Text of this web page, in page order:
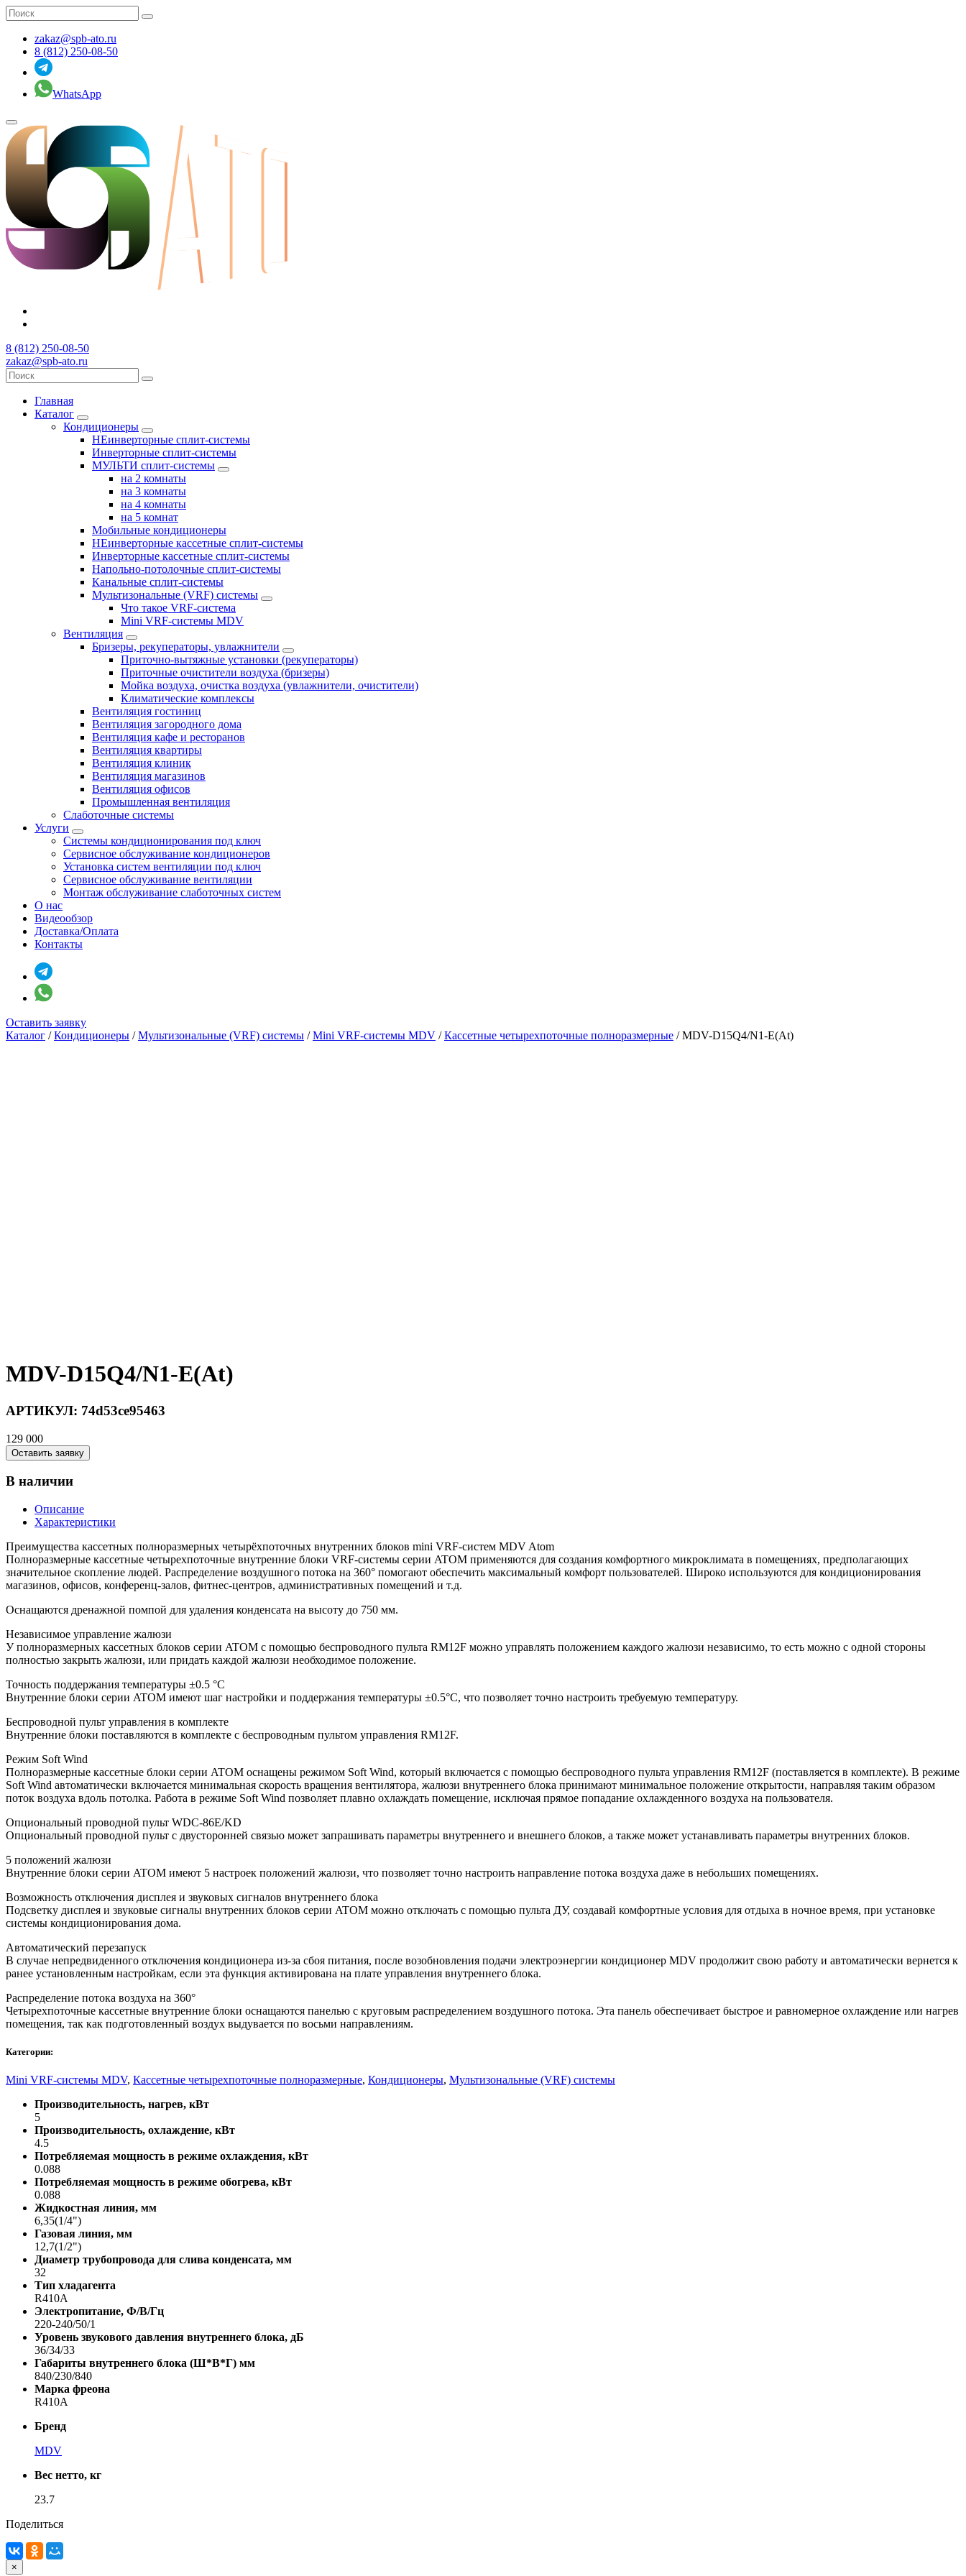
zakaz@spb-ato.ru
8 (812) 250-08-50
WhatsApp
8 (812) 250-08-50
zakaz@spb-ato.ru
Главная
Каталог
Кондиционеры
НЕинверторные сплит-системы
Инверторные сплит-системы
МУЛЬТИ сплит-системы
на 2 комнаты
на 3 комнаты
на 4 комнаты
на 5 комнат
Мобильные кондиционеры
НЕинверторные кассетные сплит-системы
Инверторные кассетные сплит-системы
Напольно-потолочные сплит-системы
Канальные сплит-системы
Мультизональные (VRF) системы
Что такое VRF-система
Mini VRF-системы MDV
Вентиляция
Бризеры, рекуператоры, увлажнители
Приточно-вытяжные установки (рекуператоры)
Приточные очистители воздуха (бризеры)
Мойка воздуха, очистка воздуха (увлажнители, очистители)
Климатические комплексы
Вентиляция гостиниц
Вентиляция загородного дома
Вентиляция кафе и ресторанов
Вентиляция квартиры
Вентиляция клиник
Вентиляция магазинов
Вентиляция офисов
Промышленная вентиляция
Слаботочные системы
Услуги
Системы кондиционирования под ключ
Сервисное обслуживание кондиционеров
Установка систем вентиляции под ключ
Сервисное обслуживание вентиляции
Монтаж обслуживание слаботочных систем
О нас
Видеообзор
Доставка/Оплата
Контакты
Оставить заявку
Каталог /Кондиционеры /Мультизональные (VRF) системы /Mini VRF-системы MDV /Кассетные четырехпоточные полноразмерные /MDV-D15Q4/N1-E(At)
MDV-D15Q4/N1-E(At)
АРТИКУЛ: 74d53ce95463
129 000
Оставить заявку
В наличии
Описание
Характеристики
Преимущества кассетных полноразмерных четырёхпоточных внутренних блоков mini VRF-систем MDV Atom
Полноразмерные кассетные четырехпоточные внутренние блоки VRF-системы серии ATOM применяются для создания комфортного микроклимата в помещениях, предполагающих
значительное скопление людей. Распределение воздушного потока на 360° помогают обеспечить максимальный комфорт пользователей. Широко используются для кондиционирования
магазинов, офисов, конференц-залов, фитнес-центров, административных помещений и т.д.
Оснащаются дренажной помпой для удаления конденсата на высоту до 750 мм.
Независимое управление жалюзи
У полноразмерных кассетных блоков серии ATOM с помощью беспроводного пульта RM12F можно управлять положением каждого жалюзи независимо, то есть можно с одной стороны
полностью закрыть жалюзи, или придать каждой жалюзи необходимое положение.
Точность поддержания температуры ±0.5 °C
Внутренние блоки серии ATOM имеют шаг настройки и поддержания температуры ±0.5°С, что позволяет точно настроить требуемую температуру.
Беспроводной пульт управления в комплекте
Внутренние блоки поставляются в комплекте с беспроводным пультом управления RM12F.
Режим Soft Wind
Полноразмерные кассетные блоки серии ATOM оснащены режимом Soft Wind, который включается с помощью беспроводного пульта управления RM12F (поставляется в комплекте). В режиме
Soft Wind автоматически включается минимальная скорость вращения вентилятора, жалюзи внутреннего блока принимают минимальное положение открытости, направляя таким образом
поток воздуха вдоль потолка. Работа в режиме Soft Wind позволяет плавно охлаждать помещение, исключая прямое попадание охлажденного воздуха на пользователя.
Опциональный проводной пульт WDC-86E/KD
Опциональный проводной пульт с двусторонней связью может запрашивать параметры внутреннего и внешнего блоков, а также может устанавливать параметры внутренних блоков.
5 положений жалюзи
Внутренние блоки серии ATOM имеют 5 настроек положений жалюзи, что позволяет точно настроить направление потока воздуха даже в небольших помещениях.
Возможность отключения дисплея и звуковых сигналов внутреннего блока
Подсветку дисплея и звуковые сигналы внутренних блоков серии ATOM можно отключать с помощью пульта ДУ, создавай комфортные условия для отдыха в ночное время, при установке
системы кондиционирования дома.
Автоматический перезапуск
В случае непредвиденного отключения кондиционера из-за сбоя питания, после возобновления подачи электроэнергии кондиционер MDV продолжит свою работу и автоматически вернется к
ранее установленным настройкам, если эта функция активирована на плате управления внутреннего блока.
Распределение потока воздуха на 360°
Четырехпоточные кассетные внутренние блоки оснащаются панелью с круговым распределением воздушного потока. Эта панель обеспечивает быстрое и равномерное охлаждение или нагрев
помещения, так как подготовленный воздух выдувается по восьми направлениям.
Категории:
Mini VRF-системы MDV, Кассетные четырехпоточные полноразмерные, Кондиционеры, Мультизональные (VRF) системы
Производительность, нагрев, кВт
5
Производительность, охлаждение, кВт
4.5
Потребляемая мощность в режиме охлаждения, кВт
0.088
Потребляемая мощность в режиме обогрева, кВт
0.088
Жидкостная линия, мм
6,35(1/4")
Газовая линия, мм
12,7(1/2")
Диаметр трубопровода для слива конденсата, мм
32
Тип хладагента
R410A
Электропитание, Ф/В/Гц
220-240/50/1
Уровень звукового давления внутреннего блока, дБ
36/34/33
Габариты внутреннего блока (Ш*В*Г) мм
840/230/840
Марка фреона
R410A
Бренд
MDV
Вес нетто, кг
23.7
Поделиться
×